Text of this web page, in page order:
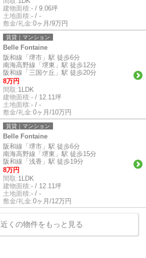
建物面積:- / 9.06坪
土地面積:- / -
敷金/礼金:0ヶ月/9万円
賃貸｜マンション
Belle Fontaine
阪和線「堺市」駅 徒歩6分
南海高野線「堺東」駅 徒歩12分
阪和線「三国ケ丘」駅 徒歩20分
8万円
間取:1LDK
建物面積:- / 12.11坪
土地面積:- / -
敷金/礼金:0ヶ月/10万円
賃貸｜マンション
Belle Fontaine
阪和線「堺市」駅 徒歩6分
南海高野線「堺東」駅 徒歩15分
阪和線「浅香」駅 徒歩19分
8万円
間取:1LDK
建物面積:- / 12.11坪
土地面積:- / -
敷金/礼金:0ヶ月/12万円
近くの物件をもっと見る